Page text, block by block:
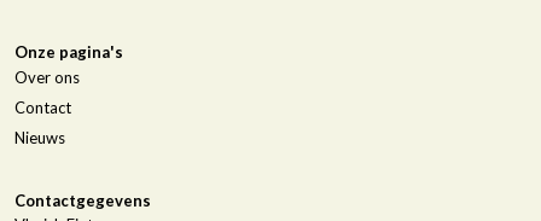
Onze pagina's
Over ons
Contact
Nieuws
Contactgegevens